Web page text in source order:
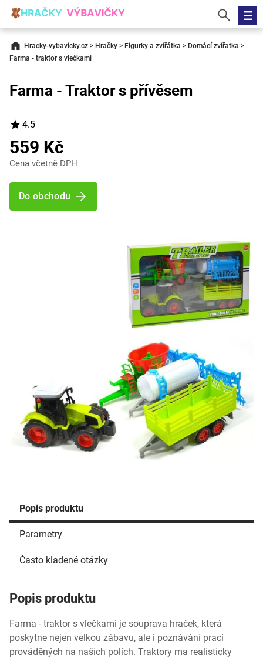
Hracky-vybavicky.cz > Hračky > Figurky a zvířátka > Domácí zvířatka >
Farma - traktor s vlečkami
Popis produktu
Parametry
Často kladené otázky
Popis produktu
Farma - traktor s vlečkami je souprava hraček, která
poskytne nejen velkou zábavu, ale i poznávání prací
prováděných na našich polích. Traktory ma realisticky
Farma - Traktor s přívěsem
4.5
559 Kč
Cena včetně DPH
Do obchodu